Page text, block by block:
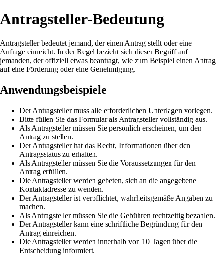
Antragsteller-Bedeutung
Antragsteller bedeutet jemand, der einen Antrag stellt oder eine
Anfrage einreicht. In der Regel bezieht sich dieser Begriff auf
jemanden, der offiziell etwas beantragt, wie zum Beispiel einen Antrag
auf eine Förderung oder eine Genehmigung.
Anwendungsbeispiele
Der Antragsteller muss alle erforderlichen Unterlagen vorlegen.
Bitte füllen Sie das Formular als Antragsteller vollständig aus.
Als Antragsteller müssen Sie persönlich erscheinen, um den
Antrag zu stellen.
Der Antragsteller hat das Recht, Informationen über den
Antragsstatus zu erhalten.
Als Antragsteller müssen Sie die Voraussetzungen für den
Antrag erfüllen.
Die Antragsteller werden gebeten, sich an die angegebene
Kontaktadresse zu wenden.
Der Antragsteller ist verpflichtet, wahrheitsgemäße Angaben zu
machen.
Als Antragsteller müssen Sie die Gebühren rechtzeitig bezahlen.
Der Antragsteller kann eine schriftliche Begründung für den
Antrag einreichen.
Die Antragsteller werden innerhalb von 10 Tagen über die
Entscheidung informiert.